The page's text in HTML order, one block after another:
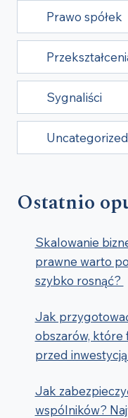
Prawo spółek
Sygnaliści
Uncategorized
Ostatnio
Skalowanie
prawne warto
szybko rosnąć?
Jak
obszarów, które
przed inwestycją
Jak
wspólników?